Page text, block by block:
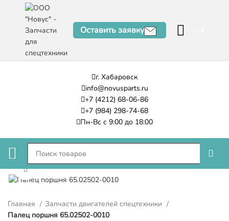
Оставить заявку
г. Хабаровск
info@novusparts.ru
+7 (4212) 68-06-86
+7 (984) 298-74-68
Пн-Вс с 9:00 до 18:00
Нажмите, чтобы увеличить
Главная
Запчасти двигателей спецтехники
Палец поршня 65.02502-0010